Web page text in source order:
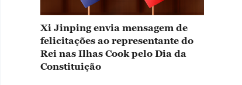
Xi Jinping envia mensagem de
felicitações ao representante do
Rei nas Ilhas Cook pelo Dia da
Constituição